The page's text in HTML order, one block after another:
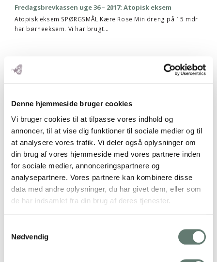
Denne hjemmeside bruger cookies
Vi bruger cookies til at tilpasse vores indhold og
annoncer, til at vise dig funktioner til sociale medier og til
at analysere vores trafik. Vi deler også oplysninger om
din brug af vores hjemmeside med vores partnere inden
for sociale medier, annonceringspartnere og
analysepartnere. Vores partnere kan kombinere disse
data med andre oplysninger, du har givet dem, eller som
de har indsamlet fra din brug af deres tjenester.
Nødvendig
Fredagsbrevkassen uge 36 – 2017: Atopisk eksem
Atopisk eksem SPØRGSMÅL Kære Rose Min dreng på 15 mdr
har børneeksem. Vi har brugt…
Køb en bog – få en gratis bog med